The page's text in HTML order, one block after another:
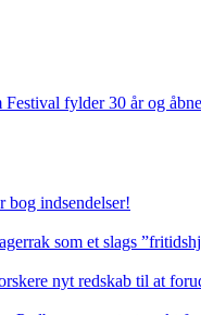
fylder 30 år og
bog indsendelser!
som et slags
nyt redskab til at